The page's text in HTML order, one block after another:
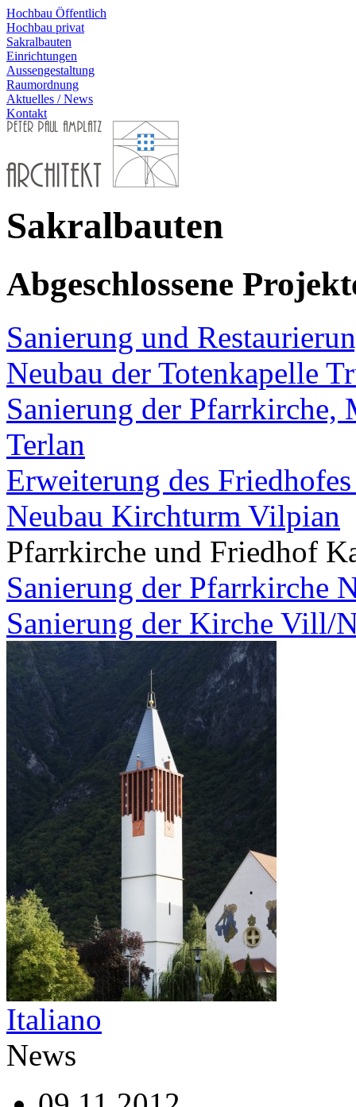
Hochbau Öffentlich
Hochbau privat
Sakralbauten
Einrichtungen
Aussengestaltung
Raumordnung
Aktuelles / News
Kontakt
Sakralbauten
Abgeschlossene
Sanierung und
Neubau der Totenkapelle
Sanierung der
Terlan
Erweiterung des
Neubau Kirchturm Vilpian
Pfarrkirche und Friedhof
Sanierung der Pfarrkirche
Sanierung der Kirche Vill/
Italiano
News